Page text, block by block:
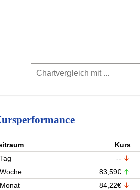
Kurs
--
83,59€
84,22€